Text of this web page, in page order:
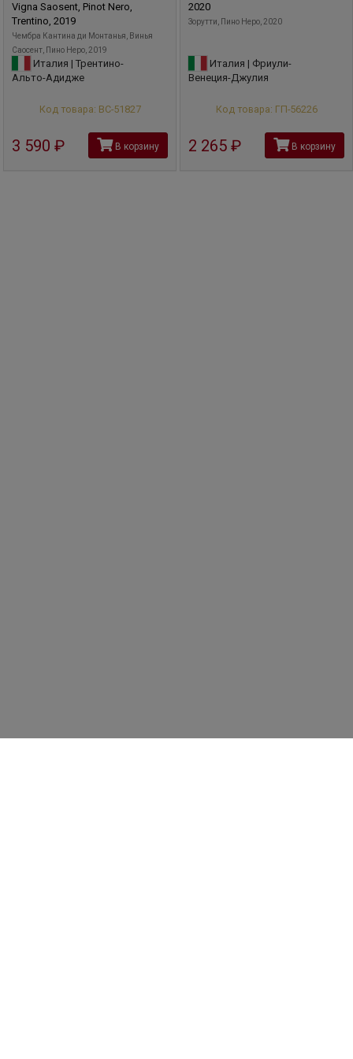
своих вин, старается минимизировать влияние на
окружающую природу.
Vigna Saosent, Pinot Nero,
Trentino, 2019
Чембра Кантина ди Монтанья, Винья
Саосент, Пино Неро, 2019
Италия | Трентино-
Альто-Адидже
Код товара: ВС-51827
3 590 руб В корзину
2020
Зорутти, Пино Неро, 2020
Италия | Фриули-
Венеция-Джулия
Код товара: ГП-56226
2 265 руб В корзину